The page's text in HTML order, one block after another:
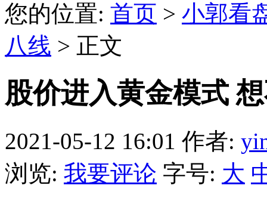
您的位置: 首页 > 小郭看
八线 > 正文
股价进入黄金模式
2021-05-12 16:01 作者:
浏览: 我要评论 字号: 大